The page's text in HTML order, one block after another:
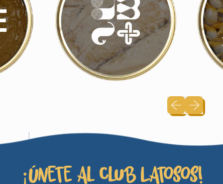
Diapositiva
¡Únete al Club Latosos!